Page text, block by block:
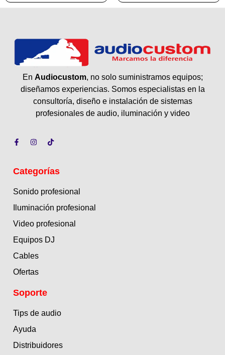
En Audiocustom, no solo suministramos equipos;
diseñamos experiencias. Somos especialistas en la
consultoría, diseño e instalación de sistemas
profesionales de audio, iluminación y video
Categorías
Sonido profesional
Iluminación profesional
Video profesional
Equipos DJ
Cables
Ofertas
Soporte
Tips de audio
Ayuda
Distribuidores